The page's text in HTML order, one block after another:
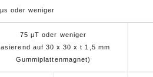
oder weniger
75 µT oder weniger
auf 30 x 30 x t 1,5 mm
Gummiplattenmagnet)